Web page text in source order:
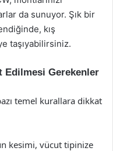
da sunuyor. Şık bir
kış
taşıyabilirsiniz.
Edilmesi Gerekenler
temel kurallara dikkat
kesimi, vücut tipinize